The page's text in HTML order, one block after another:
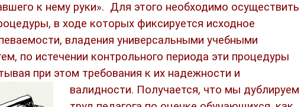
к нему руки». Для этого необходимо осуществить
в ходе которых фиксируется исходное
владения универсальными учебными
по истечении контрольного периода эти процедуры
при этом требования к их надежности и
валидности. Получается, что мы дублируем